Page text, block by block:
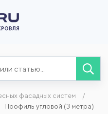
фасадных систем
Профиль угловой (3 метра)